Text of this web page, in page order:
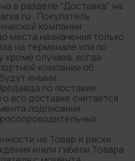
в разделе “Доставка” на
. Покупатель
компании
места назначения только
на терминале или по
кроме случаев, когда
компании об
иными.
по поставке
его доставке считается
подписания
на Товар и риски
и/или гибели Товара